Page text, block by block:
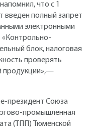
что с 1
введен полный запрет
электронными
«Контрольно-
блок, налоговая
проверять
продукции»,—
президент Союза
промышленная
(ТПП) Тюменской